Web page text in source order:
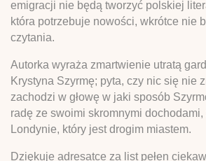
emigracji nie będą tworzyć polskiej
która potrzebuje nowości, wkrótce nie
czytania.
Autorka wyraża zmartwienie utratą
Krystyna Szyrmę; pyta, czy nic się nie
zachodzi w głowę w jaki sposób
radę ze swoimi skromnymi dochodami,
Londynie, który jest drogim miastem.
Dziękuje adresatce za list pełen